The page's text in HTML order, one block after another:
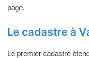
page.
Le cadastre à
Le premier cadastre